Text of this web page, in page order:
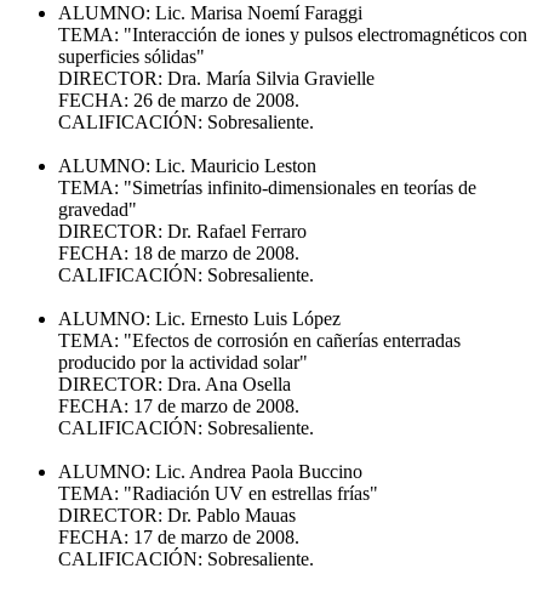
ALUMNO: Lic. Marisa Noemí Faraggi
TEMA: "Interacción de iones y pulsos electromagnéticos con
superficies sólidas"
DIRECTOR: Dra. María Silvia Gravielle
FECHA: 26 de marzo de 2008.
CALIFICACIÓN: Sobresaliente.
ALUMNO: Lic. Mauricio Leston
TEMA: "Simetrías infinito-dimensionales en teorías de
gravedad"
DIRECTOR: Dr. Rafael Ferraro
FECHA: 18 de marzo de 2008.
CALIFICACIÓN: Sobresaliente.
ALUMNO: Lic. Ernesto Luis López
TEMA: "Efectos de corrosión en cañerías enterradas
producido por la actividad solar"
DIRECTOR: Dra. Ana Osella
FECHA: 17 de marzo de 2008.
CALIFICACIÓN: Sobresaliente.
ALUMNO: Lic. Andrea Paola Buccino
TEMA: "Radiación UV en estrellas frías"
DIRECTOR: Dr. Pablo Mauas
FECHA: 17 de marzo de 2008.
CALIFICACIÓN: Sobresaliente.